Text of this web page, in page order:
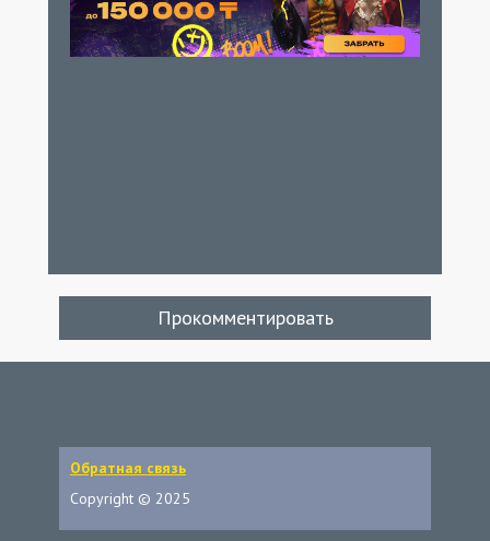
Прокомментировать
Обратная связь
Copyright © 2025